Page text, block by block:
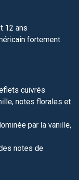
12 ans
fortement
cuivrés
notes florales et
par la vanille,
notes de